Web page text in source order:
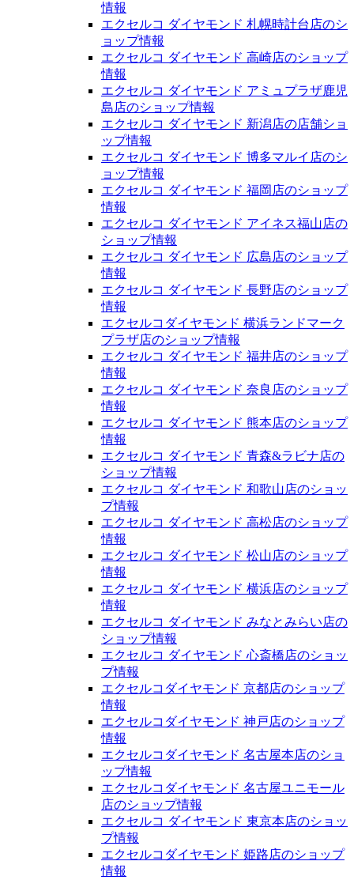
情報
エクセルコ ダイヤモンド 札幌時計台店のシ
ョップ情報
エクセルコ ダイヤモンド 高崎店のショップ
情報
エクセルコ ダイヤモンド アミュプラザ鹿児
島店のショップ情報
エクセルコ ダイヤモンド 新潟店の店舗ショ
ップ情報
エクセルコ ダイヤモンド 博多マルイ店のシ
ョップ情報
エクセルコ ダイヤモンド 福岡店のショップ
情報
エクセルコ ダイヤモンド アイネス福山店の
ショップ情報
エクセルコ ダイヤモンド 広島店のショップ
情報
エクセルコ ダイヤモンド 長野店のショップ
情報
エクセルコダイヤモンド 横浜ランドマーク
プラザ店のショップ情報
エクセルコ ダイヤモンド 福井店のショップ
情報
エクセルコ ダイヤモンド 奈良店のショップ
情報
エクセルコ ダイヤモンド 熊本店のショップ
情報
エクセルコ ダイヤモンド 青森&ラビナ店の
ショップ情報
エクセルコ ダイヤモンド 和歌山店のショッ
プ情報
エクセルコ ダイヤモンド 高松店のショップ
情報
エクセルコ ダイヤモンド 松山店のショップ
情報
エクセルコ ダイヤモンド 横浜店のショップ
情報
エクセルコ ダイヤモンド みなとみらい店の
ショップ情報
エクセルコ ダイヤモンド 心斎橋店のショッ
プ情報
エクセルコダイヤモンド 京都店のショップ
情報
エクセルコダイヤモンド 神戸店のショップ
情報
エクセルコダイヤモンド 名古屋本店のショ
ップ情報
エクセルコダイヤモンド 名古屋ユニモール
店のショップ情報
エクセルコ ダイヤモンド 東京本店のショッ
プ情報
エクセルコダイヤモンド 姫路店のショップ
情報